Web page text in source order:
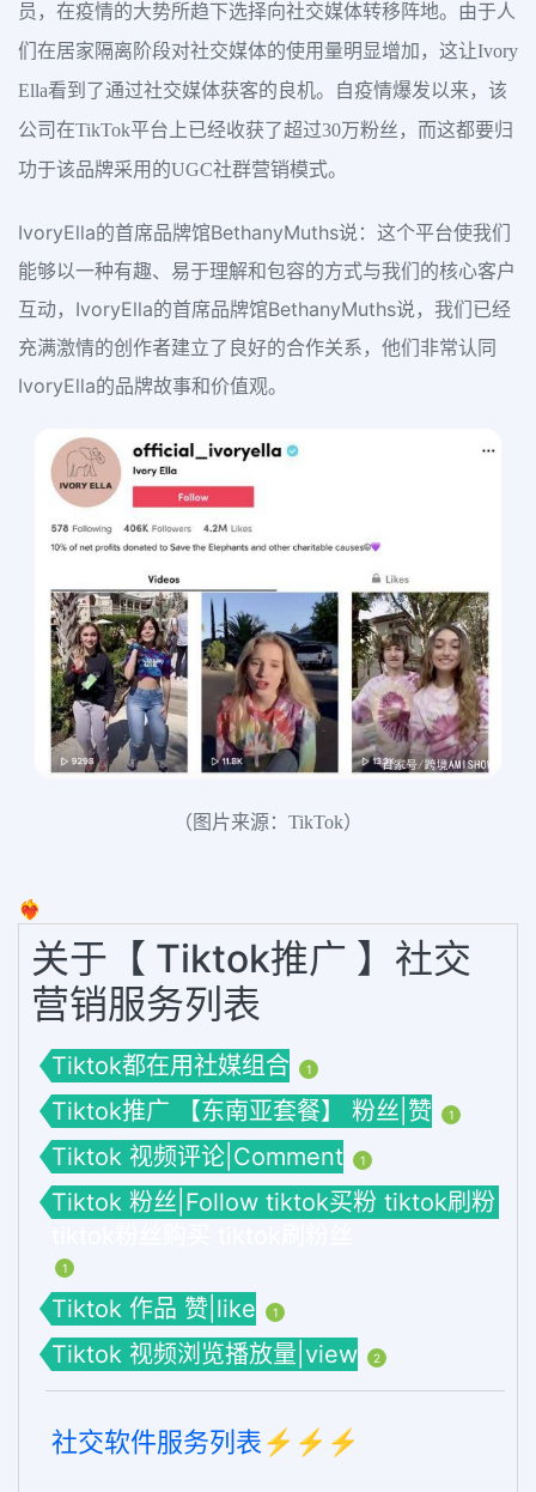
员，在疫情的大势所趋下选择向社交媒体转移阵地。由于人
们在居家隔离阶段对社交媒体的使用量明显增加，这让Ivory
Ella看到了通过社交媒体获客的良机。自疫情爆发以来，该
公司在TikTok平台上已经收获了超过30万粉丝，而这都要归
功于该品牌采用的UGC社群营销模式。
IvoryElla的首席品牌馆BethanyMuths说：这个平台使我们
能够以一种有趣、易于理解和包容的方式与我们的核心客户
互动，IvoryElla的首席品牌馆BethanyMuths说，我们已经
充满激情的创作者建立了良好的合作关系，他们非常认同
IvoryElla的品牌故事和价值观。
（图片来源：TikTok）
❤️‍🔥
关于【 Tiktok推广 】社交
营销服务列表
Tiktok都在用社媒组合 1
Tiktok推广 【东南亚套餐】 粉丝|赞 1
Tiktok 视频评论|Comment 1
Tiktok 粉丝|Follow tiktok买粉 tiktok刷粉
1
Tiktok 作品 赞|like 1
Tiktok 视频浏览播放量|view 2
社交软件服务列表⚡️⚡️⚡️